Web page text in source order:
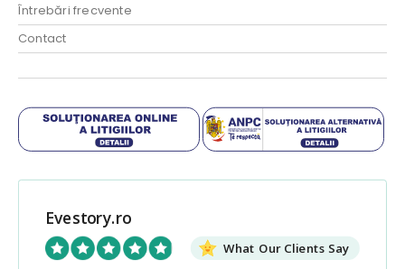
Întrebări frecvente
Contact
Evestory.ro
What Our Clients Say